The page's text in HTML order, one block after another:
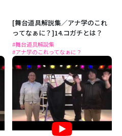
[舞台道具解説集／アナ学のこれ
ってなぁに？]14.コガチとは？
#舞台道具解説集
#アナ学のこれってなぁに？